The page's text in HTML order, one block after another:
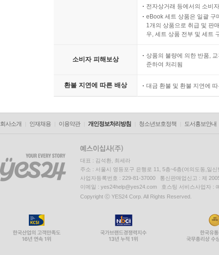
전자상거래 등에서의 소비
eBook 세트 상품은 일괄 구
1개의 상품으로 취급 및 판
우, 세트 상품 전부 및 세트
소비자 피해보상
상품의 불량에 의한 반품,
준하여 처리됨
환불 지연에 따른 배상 대금 환불 및 환불 지연에
회사소개 인재채용 이용약관 개인정보처리방침 청소년보호정책 도서홍보안내
대표 : 김석환, 최세라
주소 : 서울시 영등포구 은행로 11, 5층~6층(여의도동,일신
사업자등록번호 : 229-81-37000 통신판매업신고 : 제
이메일 : yes24help@yes24.com 호스팅 서비스사업자 :
Copyright ⓒ YES24 Corp. All Rights Reserved.